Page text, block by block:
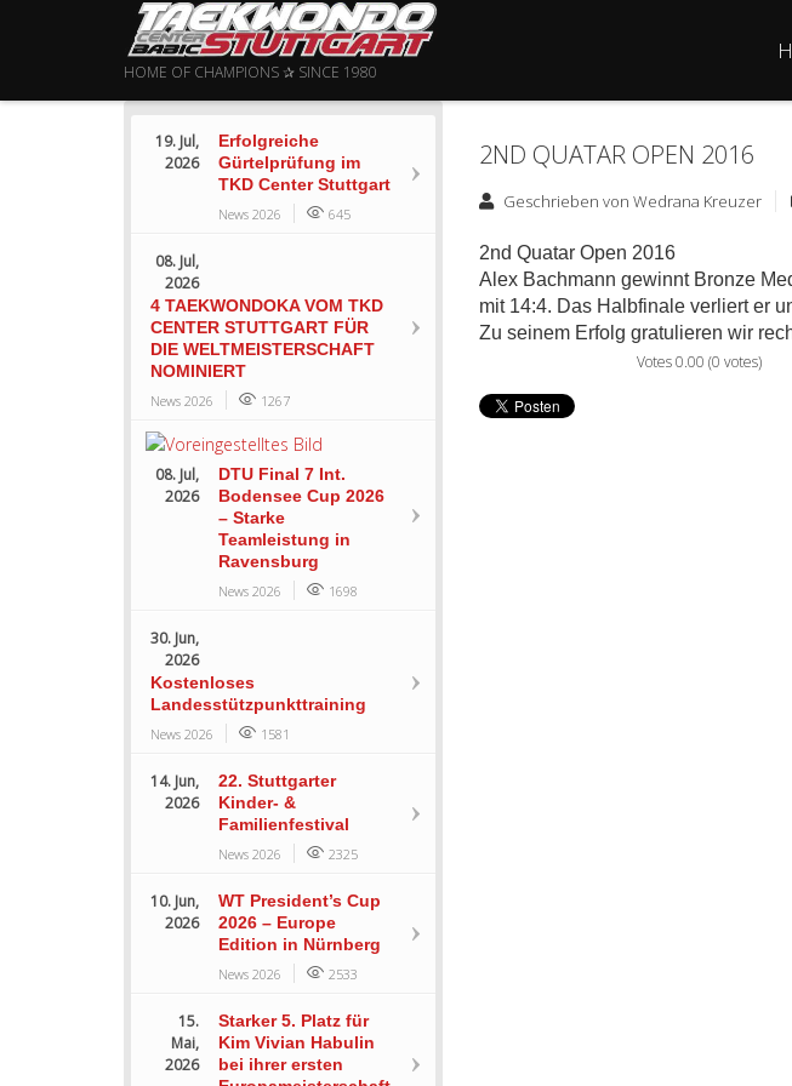
HOME OF CHAMPIONS ✰ SINCE 1980
19. Jul,
2026
Erfolgreiche
Gürtelprüfung im
TKD Center Stuttgart
News 2026 645
08. Jul,
2026
4 TAEKWONDOKA VOM TKD
CENTER STUTTGART FÜR
DIE WELTMEISTERSCHAFT
NOMINIERT
News 2026 1267
08. Jul,
2026
DTU Final 7 Int.
Bodensee Cup 2026
– Starke
Teamleistung in
Ravensburg
News 2026 1698
30. Jun,
2026
Kostenloses
Landesstützpunkttraining
News 2026 1581
14. Jun,
2026
22. Stuttgarter
Kinder- &
Familienfestival
News 2026 2325
10. Jun,
2026
WT President’s Cup
2026 – Europe
Edition in Nürnberg
News 2026 2533
15.
Mai,
2026
Starker 5. Platz für
Kim Vivian Habulin
bei ihrer ersten
2ND QUATAR OPEN 2016
Geschrieben von Wedrana Kreuzer
2nd Quatar Open 2016
Alex Bachmann gewinnt Bronze
mit 14:4. Das Halbfinale verliert er
Zu seinem Erfolg gratulieren wir
Votes 0.00 (0 votes)